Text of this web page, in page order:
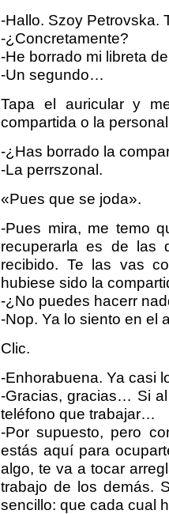
-Hallo. Szoy Petrovska.
-¿Concretamente?
-He borrado mi libreta
-Un segundo…
Tapa el auricular y
compartida o la
-¿Has borrado la
-La perrszonal.
«Pues que se joda».
-Pues mira, me temo
recuperarla es de las
recibido. Te las vas
hubiese sido la
-¿No puedes hacerr
-Nop. Ya lo siento en el
Clic.
-Enhorabuena. Ya casi
-Gracias, gracias… Si
teléfono que trabajar…
-Por supuesto, pero
estás aquí para
algo, te va a tocar
trabajo de los demás.
sencillo: que cada cual